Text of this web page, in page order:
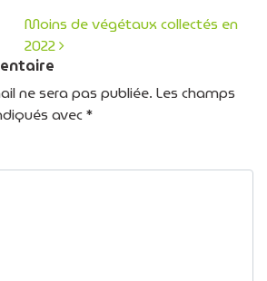
des articles
Moins de végétaux collectés en
2022
ne sera pas publiée. Les champs
avec*